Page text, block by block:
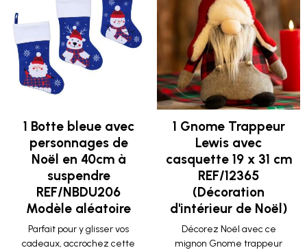
1 Botte bleue avec
personnages de
Noël en 40cm à
suspendre
REF/NBDU206
Modèle aléatoire
Parfait pour y glisser vos
cadeaux, accrochez cette
1 Gnome Trappeur
Lewis avec
casquette 19 x 31 cm
REF/12365
(Décoration
d'intérieur de Noël)
Décorez Noël avec ce
mignon Gnome trappeur